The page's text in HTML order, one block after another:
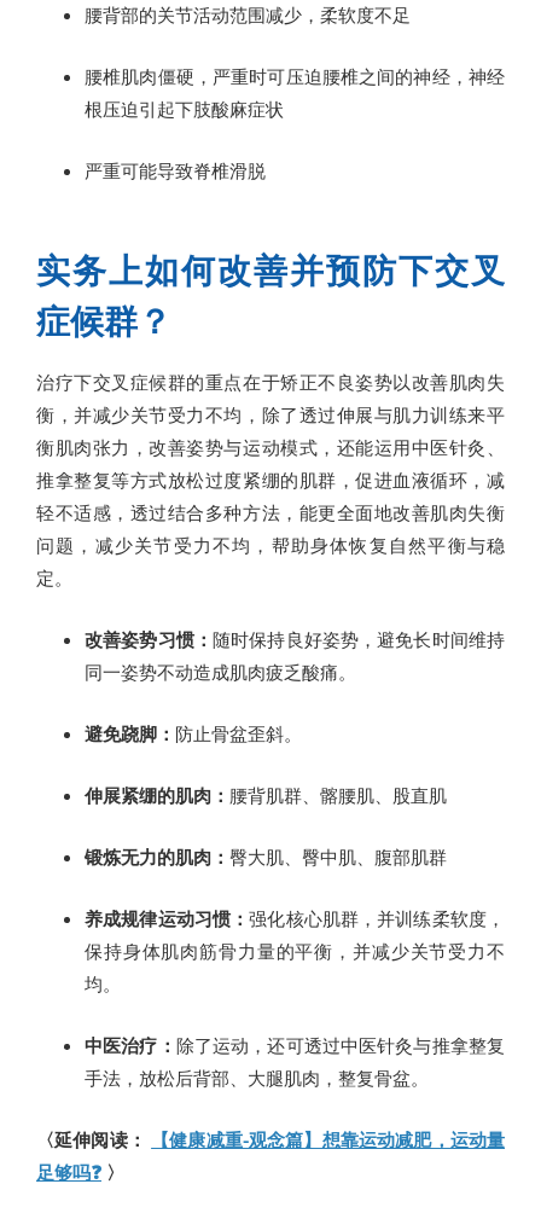
腰背部的关节活动范围减少，柔软度不足
腰椎肌肉僵硬，严重时可压迫腰椎之间的神经，神经
根压迫引起下肢酸麻症状
严重可能导致脊椎滑脱
实务上如何改善并预防下交叉
症候群？
治疗下交叉症候群的重点在于矫正不良姿势以改善肌肉失
衡，并减少关节受力不均，除了透过伸展与肌力训练来平
衡肌肉张力，改善姿势与运动模式，还能运用中医针灸、
推拿整复等方式放松过度紧绷的肌群，促进血液循环，减
轻不适感，透过结合多种方法，能更全面地改善肌肉失衡
问题，减少关节受力不均，帮助身体恢复自然平衡与稳
定。
改善姿势习惯： 随时保持良好姿势，避免长时间维持
同一姿势不动造成肌肉疲乏酸痛。
避免跷脚： 防止骨盆歪斜。
伸展紧绷的肌肉： 腰背肌群、髂腰肌、股直肌
锻炼无力的肌肉： 臀大肌、臀中肌、腹部肌群
养成规律运动习惯：强化核心肌群，并训练柔软度，
保持身体肌肉筋骨力量的平衡，并减少关节受力不
均。
中医治疗： 除了运动，还可透过中医针灸与推拿整复
手法，放松后背部、大腿肌肉，整复骨盆。
〈延伸阅读：
【健康减重-观念篇】想靠运动减肥，运动量
足够吗❓ 〉